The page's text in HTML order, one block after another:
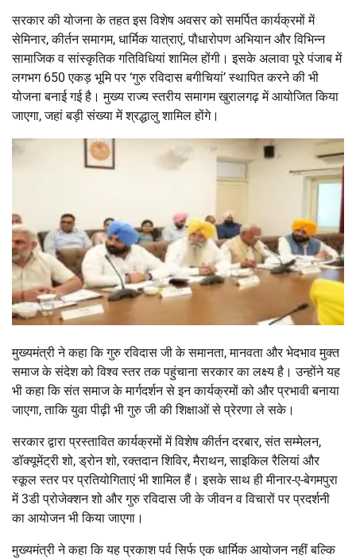
सरकार की योजना के तहत इस विशेष अवसर को समर्पित कार्यक्रमों में
सेमिनार, कीर्तन समागम, धार्मिक यात्राएं, पौधारोपण अभियान और विभिन्न
सामाजिक व सांस्कृतिक गतिविधियां शामिल होंगी। इसके अलावा पूरे पंजाब में
लगभग 650 एकड़ भूमि पर ‘गुरु रविदास बगीचियां’ स्थापित करने की भी
योजना बनाई गई है। मुख्य राज्य स्तरीय समागम खुरालगढ़ में आयोजित किया
जाएगा, जहां बड़ी संख्या में श्रद्धालु शामिल होंगे।
मुख्यमंत्री ने कहा किगुरु रविदास जीके समानता, मानवता और भेदभाव मुक्त
समाज के संदेश को विश्व स्तर तक पहुंचाना सरकार का लक्ष्य है। उन्होंने यह
भी कहा कि संत समाज के मार्गदर्शन से इन कार्यक्रमों को और प्रभावी बनाया
जाएगा, ताकि युवा पीढ़ी भी गुरु जी की शिक्षाओं से प्रेरणा ले सके।
सरकार द्वारा प्रस्तावित कार्यक्रमों में विशेष कीर्तन दरबार, संत सम्मेलन,
डॉक्यूमेंट्री शो, ड्रोन शो, रक्तदान शिविर, मैराथन, साइकिल रैलियां और
स्कूल स्तर पर प्रतियोगिताएं भी शामिल हैं। इसके साथ ही मीनार-ए-बेगमपुरा
में 3डी प्रोजेक्शन शो और गुरु रविदास जी के जीवन व विचारों पर प्रदर्शनी
का आयोजन भी किया जाएगा।
मुख्यमंत्री ने कहा कि यह प्रकाश पर्व सिर्फ एक धार्मिक आयोजन नहीं बल्कि